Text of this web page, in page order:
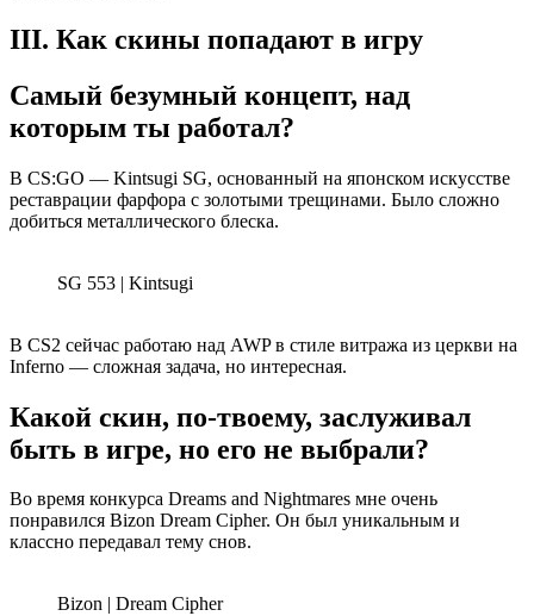
III. Как скины попадают в игру
Самый безумный концепт, над
которым ты работал?
В CS:GO — Kintsugi SG, основанный на японском искусстве
реставрации фарфора с золотыми трещинами. Было сложно
добиться металлического блеска.
SG 553 | Kintsugi
В CS2 сейчас работаю над AWP в стиле витража из церкви на
Inferno — сложная задача, но интересная.
Какой скин, по-твоему, заслуживал
быть в игре, но его не выбрали?
Во время конкурса Dreams and Nightmares мне очень
понравился Bizon Dream Cipher. Он был уникальным и
классно передавал тему снов.
Bizon | Dream Cipher